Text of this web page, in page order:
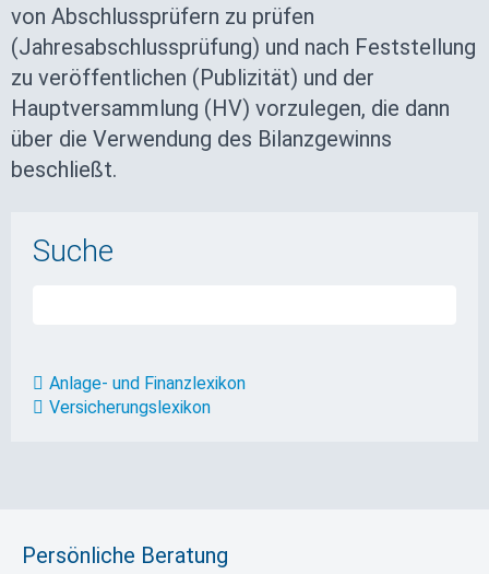
von Abschlussprüfern zu prüfen
(Jahresabschlussprüfung) und nach Feststellung
zu veröffentlichen (Publizität) und der
Hauptversammlung (HV) vorzulegen, die dann
über die Verwendung des Bilanzgewinns
beschließt.
Suche
Anlage- und Finanzlexikon
Versicherungslexikon
Persönliche Beratung